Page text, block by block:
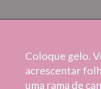
Coloque gelo.
acrescentar
uma rama de